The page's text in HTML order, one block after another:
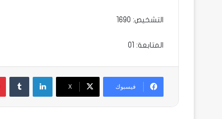
التشخيص: 1690
المتابعة: 01
فيسبوك X
لينكدإن